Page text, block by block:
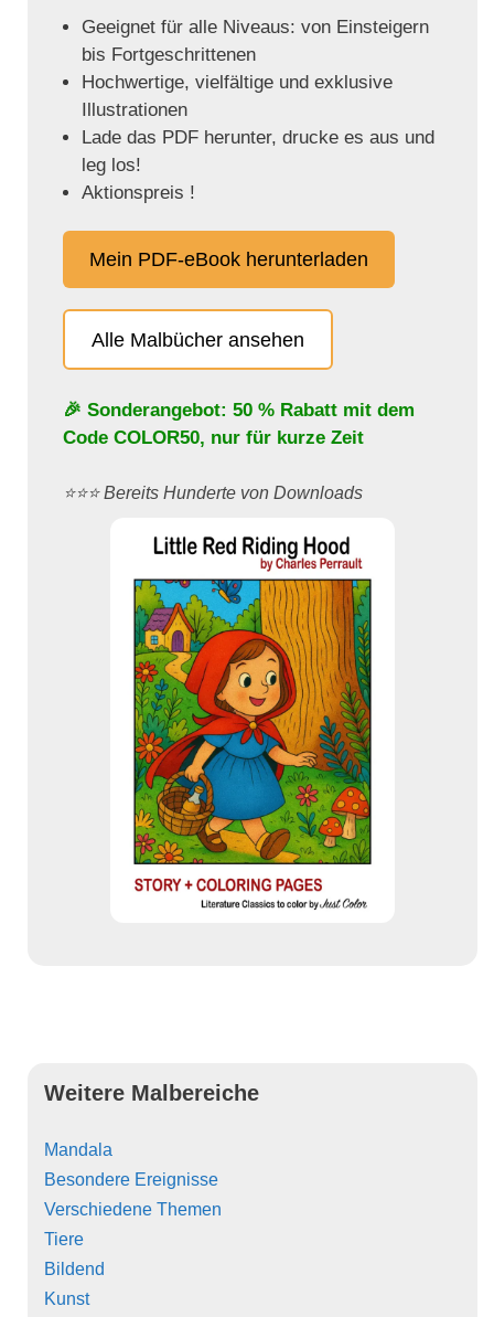
Geeignet für alle Niveaus: von Einsteigern
bis Fortgeschrittenen
Hochwertige, vielfältige und exklusive
Illustrationen
Lade das PDF herunter, drucke es aus und
leg los!
Aktionspreis !
Mein PDF-eBook herunterladen
Alle Malbücher ansehen
🎉 Sonderangebot: 50 % Rabatt mit dem
Code COLOR50, nur für kurze Zeit
⭐️⭐️⭐️ Bereits Hunderte von Downloads
Weitere Malbereiche
Mandala
Besondere Ereignisse
Verschiedene Themen
Tiere
Bildend
Kunst